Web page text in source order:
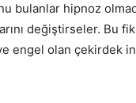
bulanlar hipnoz
değiştirseler. Bu
engel olan çekirdek